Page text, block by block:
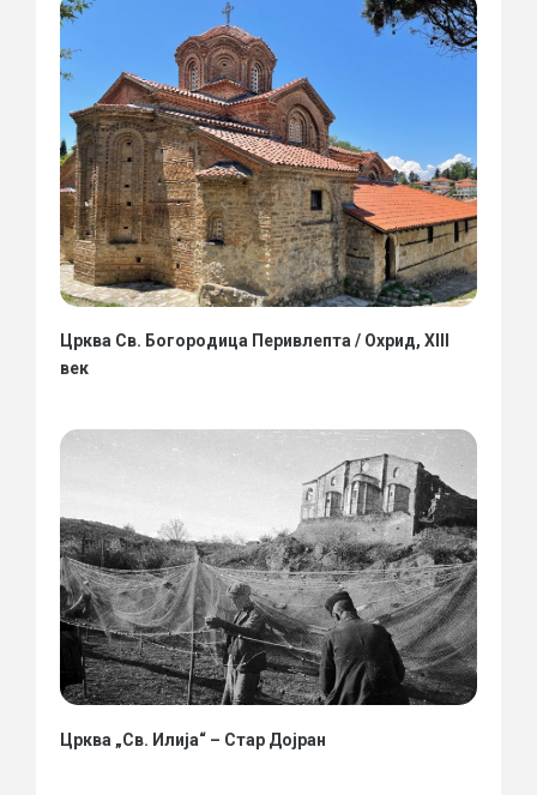
Црква Св. Богородица Перивлепта / Охрид, XIII
век
Црква „Св. Илија“ – Стар Дојран